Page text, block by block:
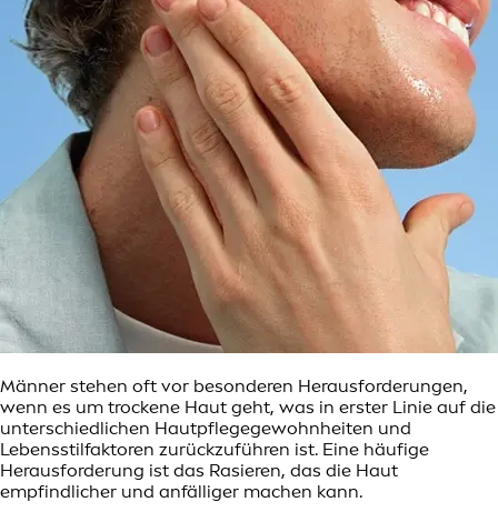
Männer stehen oft vor besonderen Herausforderungen,
wenn es um trockene Haut geht, was in erster Linie auf die
unterschiedlichen Hautpflegegewohnheiten und
Lebensstilfaktoren zurückzuführen ist. Eine häufige
Herausforderung ist das Rasieren, das die Haut
empfindlicher und anfälliger machen kann.